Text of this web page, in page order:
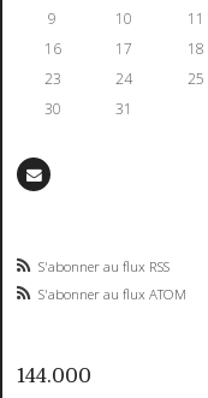
9
10 11
16
17 18
23
24 25
30
31
S'abonner au flux RSS
S'abonner au flux ATOM
144.000